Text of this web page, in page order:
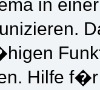
in
Hilfe f�r